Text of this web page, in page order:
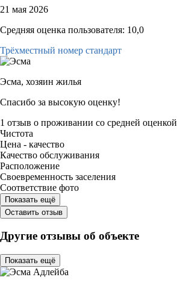
21 мая 2026
Средняя оценка пользователя: 10,0
Трёхместный номер стандарт
Эсма, хозяин жилья
Спасибо за высокую оценку!
1 отзыв о проживании со средней оценкой
Чистота
Цена - качество
Качество обслуживания
Расположение
Своевременность заселения
Соответствие фото
Показать ещё
Оставить отзыв
Другие отзывы об объекте
Показать ещё